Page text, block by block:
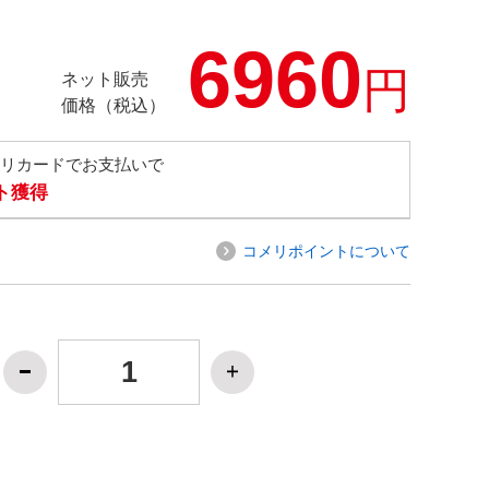
ネット販売
価格（税込）
6960円
カードでお支払いで
獲得
コメリポイントについて